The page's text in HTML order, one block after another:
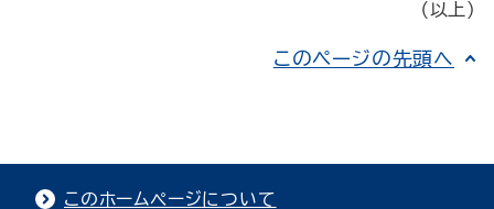
（以上）
このページの先頭へ
このホームページについて